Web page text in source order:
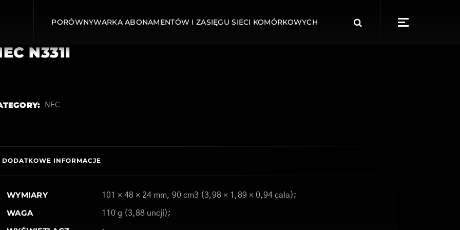
PORÓWNYWARKA ABONAMENTÓW I ZASIĘGU SIECI KOMÓRKOWYCH
for:
N331I
NEC
DODATKOWE INFORMACJE
WYMIARY 101 × 48 × 24 mm, 90 cm3 (3,98 × 1,89 × 0,94 cala);
WAGA 110 g (3,88 uncji);